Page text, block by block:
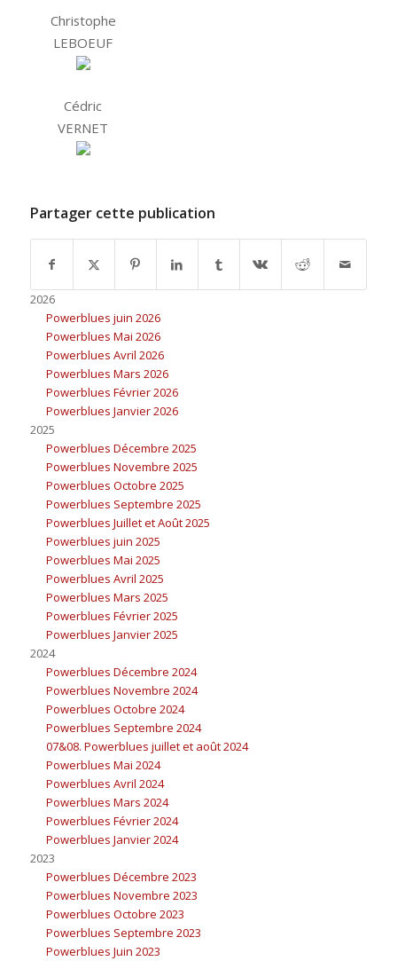
Christophe
LEBOEUF
Cédric
VERNET
Partager cette publication
2026
Powerblues juin 2026
Powerblues Mai 2026
Powerblues Avril 2026
Powerblues Mars 2026
Powerblues Février 2026
Powerblues Janvier 2026
2025
Powerblues Décembre 2025
Powerblues Novembre 2025
Powerblues Octobre 2025
Powerblues Septembre 2025
Powerblues Juillet et Août 2025
Powerblues juin 2025
Powerblues Mai 2025
Powerblues Avril 2025
Powerblues Mars 2025
Powerblues Février 2025
Powerblues Janvier 2025
2024
Powerblues Décembre 2024
Powerblues Novembre 2024
Powerblues Octobre 2024
Powerblues Septembre 2024
07&08. Powerblues juillet et août 2024
Powerblues Mai 2024
Powerblues Avril 2024
Powerblues Mars 2024
Powerblues Février 2024
Powerblues Janvier 2024
2023
Powerblues Décembre 2023
Powerblues Novembre 2023
Powerblues Octobre 2023
Powerblues Septembre 2023
Powerblues Juin 2023